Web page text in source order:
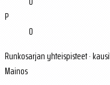
P
0
Runkosarjan yhteispisteet ·
Mainos